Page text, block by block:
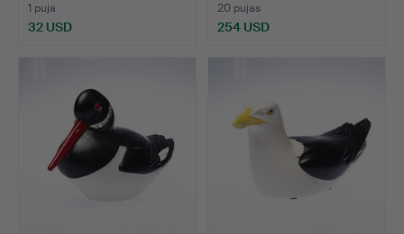
1 puja
32 USD
20 pujas
254 USD